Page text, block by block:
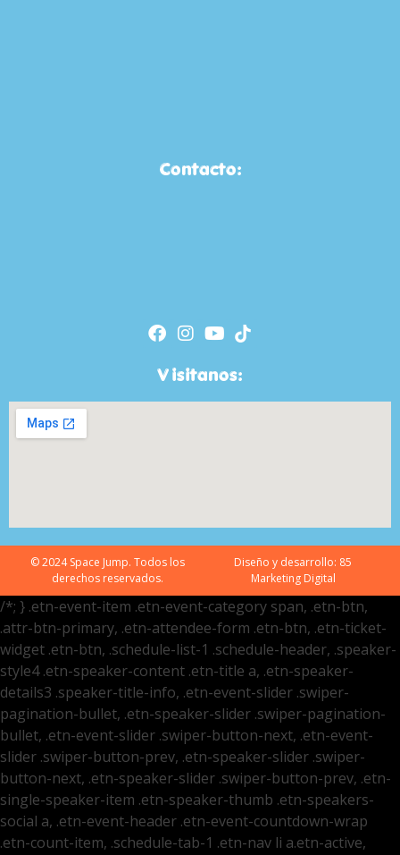
Contacto:
Visitanos:
© 2024 Space Jump. Todos los
derechos reservados.
Diseño y desarrollo: 85
Marketing Digital
/*; } .etn-event-item .etn-event-category span, .etn-btn,
.attr-btn-primary, .etn-attendee-form .etn-btn, .etn-ticket-
widget .etn-btn, .schedule-list-1 .schedule-header, .speaker-
style4 .etn-speaker-content .etn-title a, .etn-speaker-
details3 .speaker-title-info, .etn-event-slider .swiper-
pagination-bullet, .etn-speaker-slider .swiper-pagination-
bullet, .etn-event-slider .swiper-button-next, .etn-event-
slider .swiper-button-prev, .etn-speaker-slider .swiper-
button-next, .etn-speaker-slider .swiper-button-prev, .etn-
single-speaker-item .etn-speaker-thumb .etn-speakers-
social a, .etn-event-header .etn-event-countdown-wrap
.etn-count-item, .schedule-tab-1 .etn-nav li a.etn-active,